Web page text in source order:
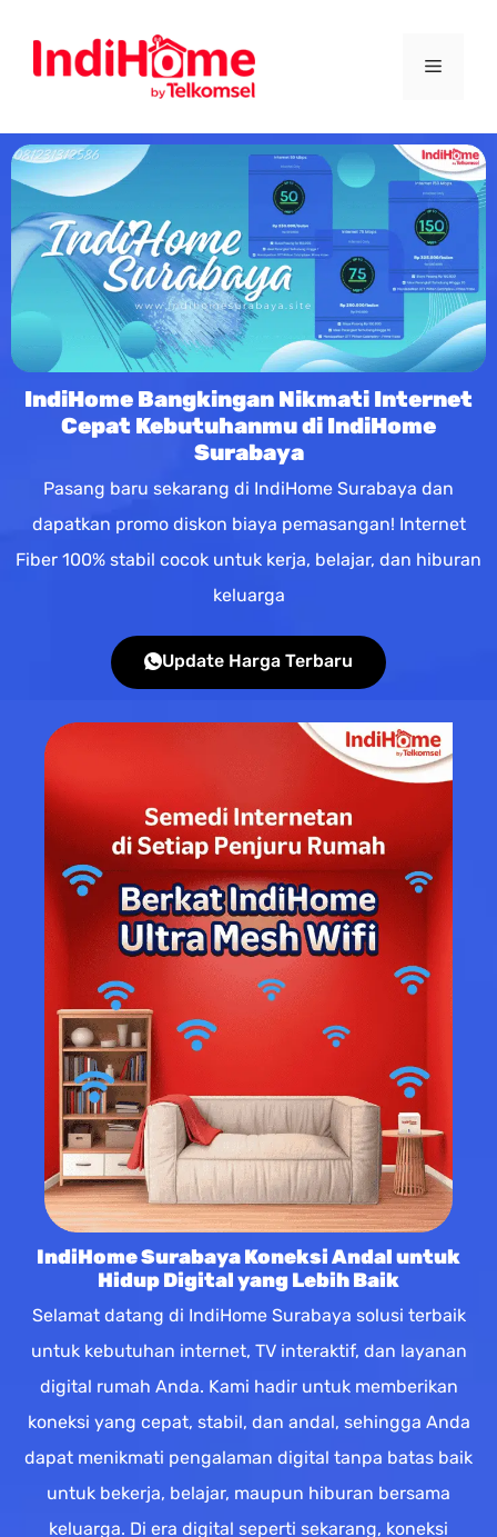
IndiHome Bangkingan Nikmati Internet
Cepat Kebutuhanmu di IndiHome
Surabaya
Pasang baru sekarang di IndiHome Surabaya dan
dapatkan promo diskon biaya pemasangan! Internet
Fiber 100% stabil cocok untuk kerja, belajar, dan hiburan
keluarga
Update Harga Terbaru
IndiHome Surabaya Koneksi Andal untuk
Hidup Digital yang Lebih Baik
Selamat datang di IndiHome Surabaya solusi terbaik
untuk kebutuhan internet, TV interaktif, dan layanan
digital rumah Anda. Kami hadir untuk memberikan
koneksi yang cepat, stabil, dan andal, sehingga Anda
dapat menikmati pengalaman digital tanpa batas baik
untuk bekerja, belajar, maupun hiburan bersama
keluarga. Di era digital seperti sekarang, koneksi